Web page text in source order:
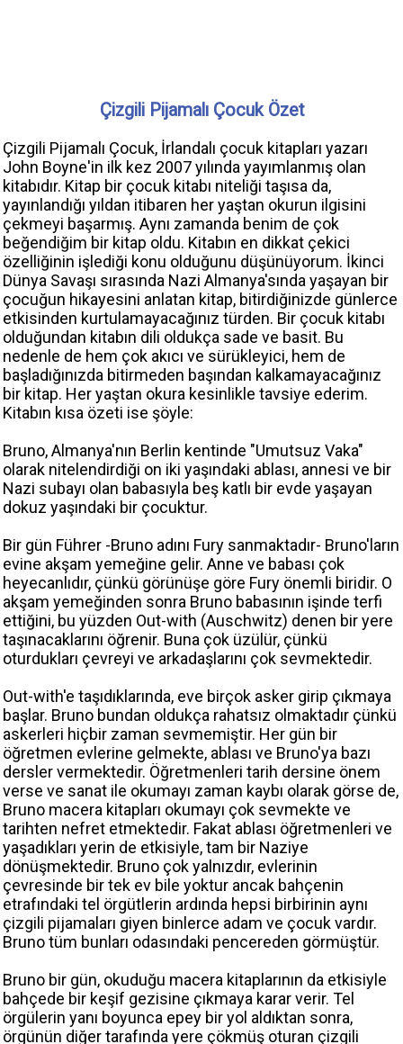
Çizgili Pijamalı Çocuk Özet
Çizgili Pijamalı Çocuk, İrlandalı çocuk kitapları yazarı
John Boyne'in ilk kez 2007 yılında yayımlanmış olan
kitabıdır. Kitap bir çocuk kitabı niteliği taşısa da,
yayınlandığı yıldan itibaren her yaştan okurun ilgisini
çekmeyi başarmış. Aynı zamanda benim de çok
beğendiğim bir kitap oldu. Kitabın en dikkat çekici
özelliğinin işlediği konu olduğunu düşünüyorum. İkinci
Dünya Savaşı sırasında Nazi Almanya'sında yaşayan bir
çocuğun hikayesini anlatan kitap, bitirdiğinizde günlerce
etkisinden kurtulamayacağınız türden. Bir çocuk kitabı
olduğundan kitabın dili oldukça sade ve basit. Bu
nedenle de hem çok akıcı ve sürükleyici, hem de
başladığınızda bitirmeden başından kalkamayacağınız
bir kitap. Her yaştan okura kesinlikle tavsiye ederim.
Kitabın kısa özeti ise şöyle:
Bruno, Almanya'nın Berlin kentinde "Umutsuz Vaka"
olarak nitelendirdiği on iki yaşındaki ablası, annesi ve bir
Nazi subayı olan babasıyla beş katlı bir evde yaşayan
dokuz yaşındaki bir çocuktur.
Bir gün Führer -Bruno adını Fury sanmaktadır- Bruno'ların
evine akşam yemeğine gelir. Anne ve babası çok
heyecanlıdır, çünkü görünüşe göre Fury önemli biridir. O
akşam yemeğinden sonra Bruno babasının işinde terfi
ettiğini, bu yüzden Out-with (Auschwitz) denen bir yere
taşınacaklarını öğrenir. Buna çok üzülür, çünkü
oturdukları çevreyi ve arkadaşlarını çok sevmektedir.
Out-with'e taşıdıklarında, eve birçok asker girip çıkmaya
başlar. Bruno bundan oldukça rahatsız olmaktadır çünkü
askerleri hiçbir zaman sevmemiştir. Her gün bir
öğretmen evlerine gelmekte, ablası ve Bruno'ya bazı
dersler vermektedir. Öğretmenleri tarih dersine önem
verse ve sanat ile okumayı zaman kaybı olarak görse de,
Bruno macera kitapları okumayı çok sevmekte ve
tarihten nefret etmektedir. Fakat ablası öğretmenleri ve
yaşadıkları yerin de etkisiyle, tam bir Naziye
dönüşmektedir. Bruno çok yalnızdır, evlerinin
çevresinde bir tek ev bile yoktur ancak bahçenin
etrafındaki tel örgütlerin ardında hepsi birbirinin aynı
çizgili pijamaları giyen binlerce adam ve çocuk vardır.
Bruno tüm bunları odasındaki pencereden görmüştür.
Bruno bir gün, okuduğu macera kitaplarının da etkisiyle
bahçede bir keşif gezisine çıkmaya karar verir. Tel
örgülerin yanı boyunca epey bir yol aldıktan sonra,
örgünün diğer tarafında yere çökmüş oturan çizgili